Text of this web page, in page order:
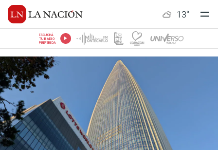
13°
ESCUCHÁ
TU RADIO
PREFERIDA